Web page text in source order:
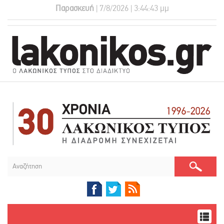
Παρασκευή | 7/8/2026 | 3:44:43 μμ